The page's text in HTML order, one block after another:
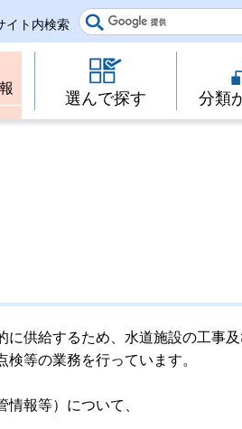
イト内検索
選んで探す 分類
に供給するため、水道施設の工事
等の業務を行っています。
報等）について、